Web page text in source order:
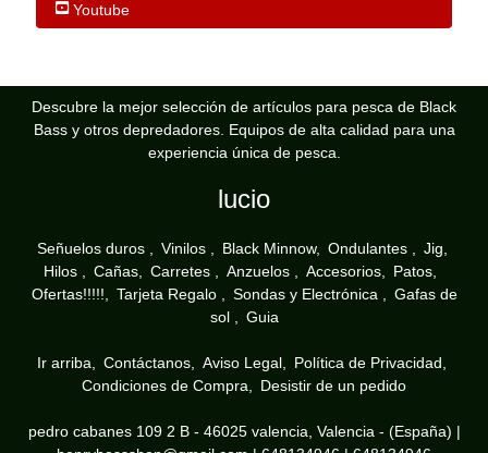
Youtube
Descubre la mejor selección de artículos para pesca de Black
Bass y otros depredadores. Equipos de alta calidad para una
experiencia única de pesca.
lucio
Señuelos duros Vinilos Black Minnow Ondulantes
Jig
Hilos
Cañas Carretes Anzuelos Accesorios
Patos
Ofertas!!!!!
Tarjeta Regalo Sondas y Electrónica
Gafas de
sol
Guia
Ir arriba Contáctanos Aviso Legal
Política de Privacidad
Condiciones de Compra
Desistir de un pedido
pedro cabanes 109 2 B - 46025 valencia, Valencia - (España) |